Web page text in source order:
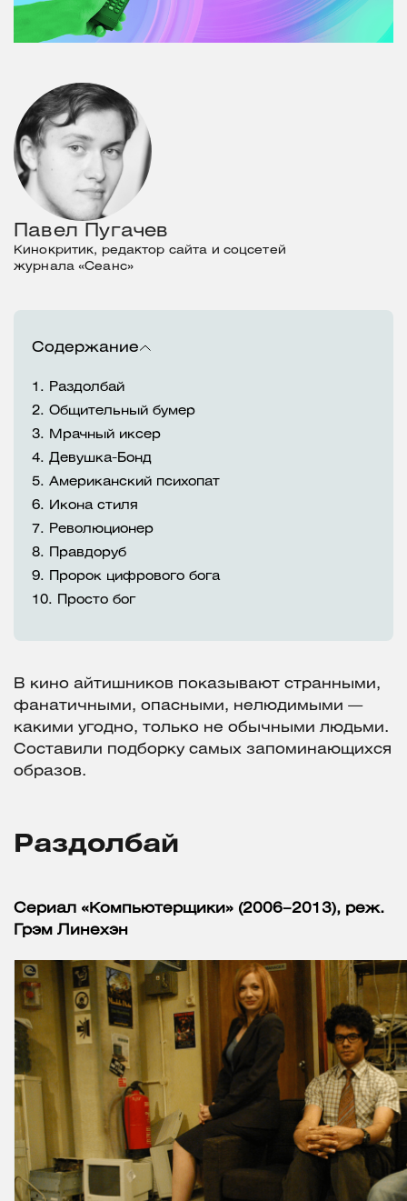
Содержание
1.
Раздолбай
2. Общительный бумер
3.
Мрачный иксер
4. Девушка-Бонд
5. Американский психопат
6.
Икона стиля
7.
Революционер
8.
Правдоруб
9.
Пророк цифрового бога
10.
Просто бог
Павел Пугачев
Кинокритик, редактор сайта и соцсетей
журнала «Сеанс»
В кино айтишников показывают странными,
фанатичными, опасными, нелюдимыми —
какими угодно, только не обычными людьми.
Составили подборку самых запоминающихся
образов.
Раздолбай
Сериал «Компьютерщики» (2006–2013), реж.
Грэм Линехэн